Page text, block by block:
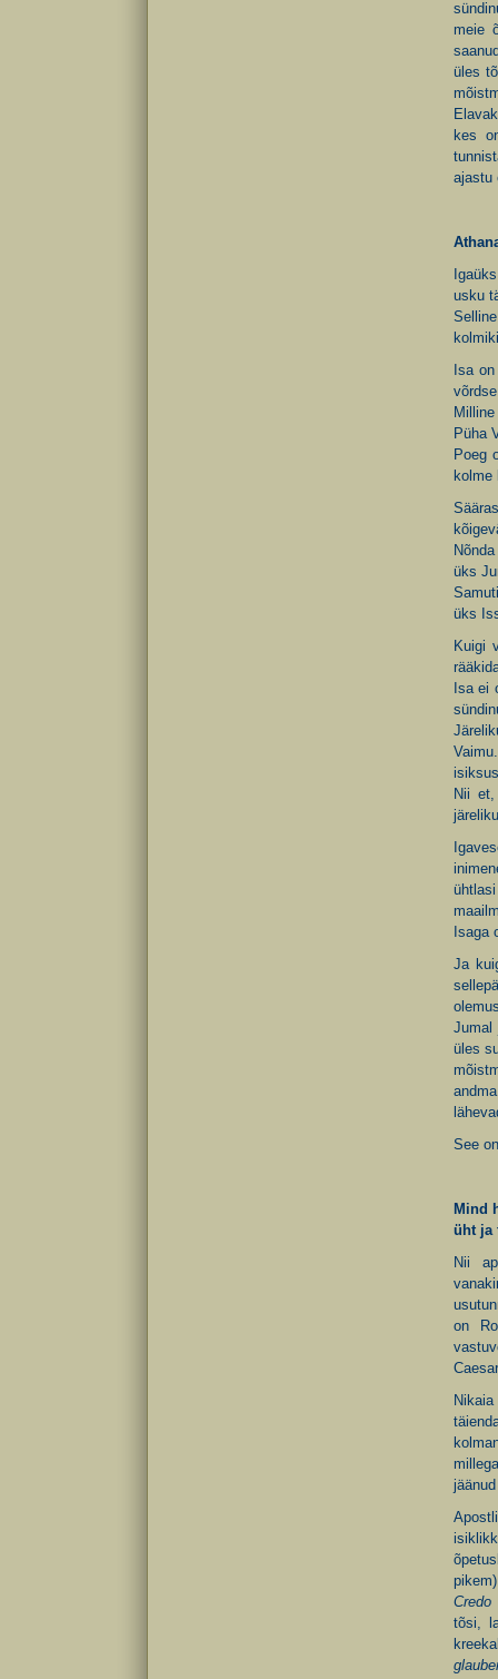
meie
üles
kes
ajastu
usku
Isa
Püha
Poeg
kolme
üks
üks
Kuigi
Isa ei
Nii
Isaga
Ja
Jumal
üles
See
Mind
üht ja
Nii
on
Credo
tõsi,